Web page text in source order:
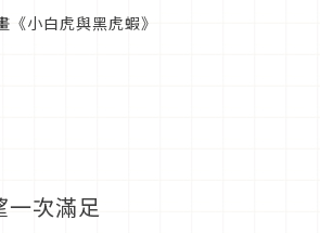
小白虎與黑虎蝦》
次滿足